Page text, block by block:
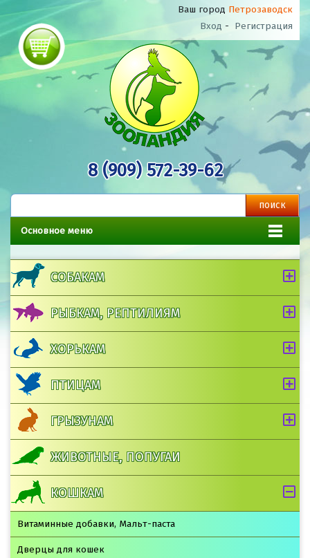
Ваш город Петрозаводск
Вход - Регистрация
8 (909) 572-39-62
Основное меню
СОБАКАМ
РЫБКАМ, РЕПТИЛИЯМ
ХОРЬКАМ
ПТИЦАМ
ГРЫЗУНАМ
ЖИВОТНЫЕ, ПОПУГАИ
КОШКАМ
Витаминные добавки, Мальт-паста
Дверцы для кошек